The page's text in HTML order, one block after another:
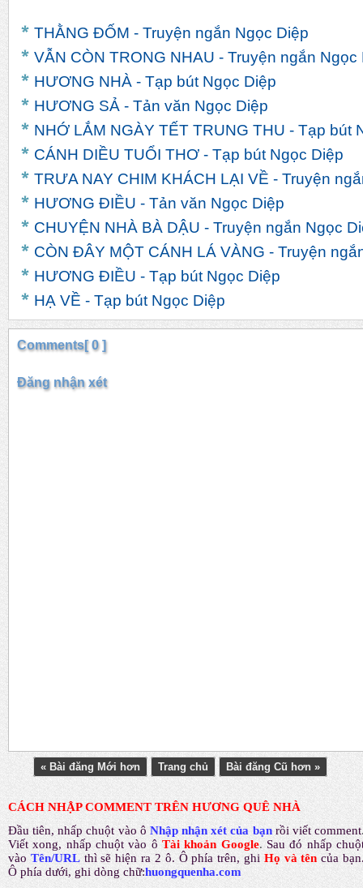
THẰNG ĐỐM - Truyện ngắn Ngọc Diệp
VẪN CÒN TRONG NHAU - Truyện ngắn Ngọc
HƯƠNG NHÀ - Tạp bút Ngọc Diệp
HƯƠNG SẢ - Tản văn Ngọc Diệp
NHỚ LẮM NGÀY TẾT TRUNG THU - Tạp bút
CÁNH DIỀU TUỔI THƠ - Tạp bút Ngọc Diệp
TRƯA NAY CHIM KHÁCH LẠI VỀ - Truyện
HƯƠNG ĐIỀU - Tản văn Ngọc Diệp
CHUYỆN NHÀ BÀ DẬU - Truyện ngắn Ngọc
CÒN ĐÂY MỘT CÁNH LÁ VÀNG - Truyện
HƯƠNG ĐIỀU - Tạp bút Ngọc Diệp
HẠ VỀ - Tạp bút Ngọc Diệp
Comments[ 0 ]
Đăng nhận xét
« Bài đăng Mới hơn Trang chủ Bài đăng Cũ hơn »
CÁCH NHẬP COMMENT TRÊN HƯƠNG QUÊ NHÀ
Đầu tiên, nhấp chuột vào ô Nhập nhận xét của bạn rồi viết comment
Viết xong, nhấp chuột vào ô Tài khoản Google. Sau đó nhấp
vào Tên/URL thì sẽ hiện ra 2 ô. Ô phía trên, ghiHọ và tên của
Ô phía dưới, ghi dòng chữ:huongquenha.com